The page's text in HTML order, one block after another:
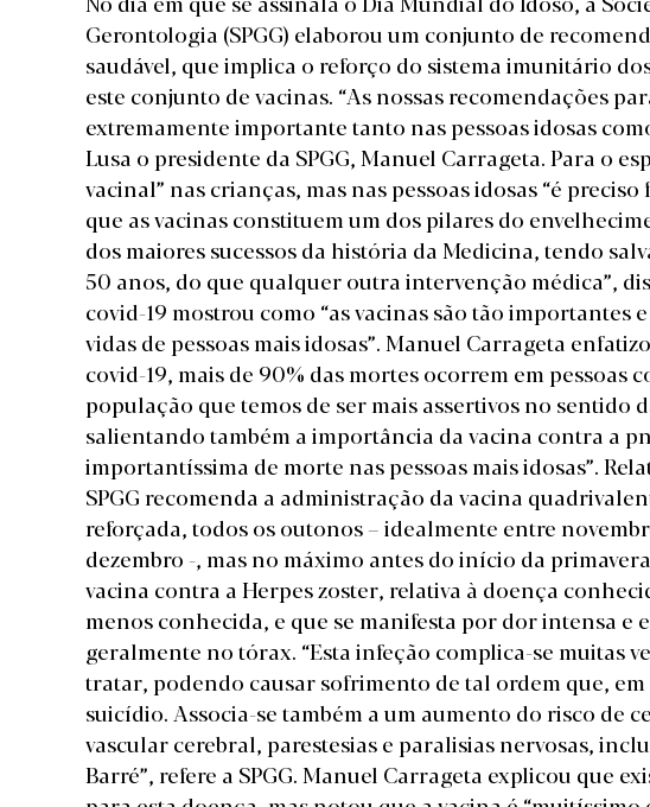
Gerontologia (SPGG) elaborou um conjunto de
saudável, que implica o reforço do sistema imunitário
este conjunto de vacinas. “As nossas recomendações
extremamente importante tanto nas pessoas idosas
Lusa o presidente da SPGG, Manuel Carrageta. Para o
vacinal” nas crianças, mas nas pessoas idosas “é
que as vacinas constituem um dos pilares do
dos maiores sucessos da história da Medicina, tendo
50 anos, do que qualquer outra intervenção médica”,
covid-19 mostrou como “as vacinas são tão importantes
vidas de pessoas mais idosas”. Manuel Carrageta
covid-19, mais de 90% das mortes ocorrem em pessoas
população que temos de ser mais assertivos no sentido
salientando também a importância da vacina contra a
importantíssima de morte nas pessoas mais idosas”.
SPGG recomenda a administração da vacina
reforçada, todos os outonos – idealmente entre
dezembro -, mas no máximo antes do início da
vacina contra a Herpes zoster, relativa à doença
menos conhecida, e que se manifesta por dor intensa
geralmente no tórax. “Esta infeção complica-se muitas
tratar, podendo causar sofrimento de tal ordem que,
suicídio. Associa-se também a um aumento do risco de
vascular cerebral, parestesias e paralisias nervosas,
Barré”, refere a SPGG. Manuel Carrageta explicou que